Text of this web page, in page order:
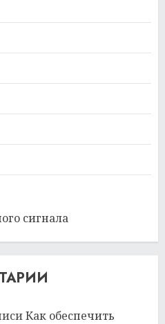
сигнала
Как обеспечить